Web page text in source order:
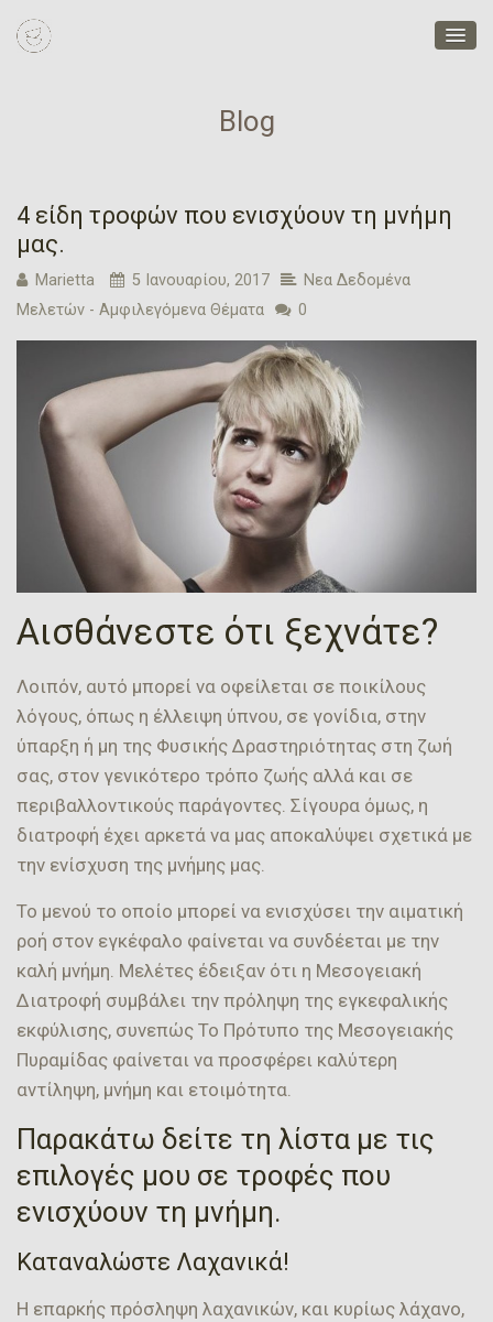
Blog
4 είδη τροφών που ενισχύουν τη μνήμη
μας.
Marietta 5 Ιανουαρίου, 2017
Νεα Δεδομένα
Μελετών - Αμφιλεγόμενα Θέματα
0
Αισθάνεστε ότι ξεχνάτε?
Λοιπόν, αυτό μπορεί να οφείλεται σε ποικίλους
λόγους, όπως η έλλειψη ύπνου, σε γονίδια, στην
ύπαρξη ή μη της Φυσικής Δραστηριότητας στη ζωή
σας, στον γενικότερο τρόπο ζωής αλλά και σε
περιβαλλοντικούς παράγοντες. Σίγουρα όμως, η
διατροφή έχει αρκετά να μας αποκαλύψει σχετικά με
την ενίσχυση της μνήμης μας.
Το μενού το οποίο μπορεί να ενισχύσει την αιματική
ροή στον εγκέφαλο φαίνεται να συνδέεται με την
καλή μνήμη. Μελέτες έδειξαν ότι η Μεσογειακή
Διατροφή συμβάλει την πρόληψη της εγκεφαλικής
εκφύλισης, συνεπώς Το Πρότυπο της Μεσογειακής
Πυραμίδας φαίνεται να προσφέρει καλύτερη
αντίληψη, μνήμη και ετοιμότητα.
Παρακάτω δείτε τη λίστα με τις
επιλογές μου σε τροφές που
ενισχύουν τη μνήμη.
Καταναλώστε Λαχανικά!
Η επαρκής πρόσληψη λαχανικών, και κυρίως λάχανο,